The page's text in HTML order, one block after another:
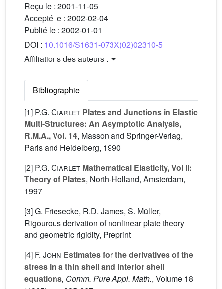
Reçu le : 2001-11-05
Accepté le : 2002-02-04
Publié le : 2002-01-01
DOI : 10.1016/S1631-073X(02)02310-5
Affiliations des auteurs :
Bibliographie
[1] P.G. Ciarlet Plates and Junctions in Elastic
Multi-Structures: An Asymptotic Analysis,
R.M.A., Vol. 14, Masson and Springer-Verlag,
Paris and Heidelberg, 1990
[2] P.G. Ciarlet Mathematical Elasticity, Vol II:
Theory of Plates, North-Holland, Amsterdam,
1997
[3] G. Friesecke, R.D. James, S. Müller,
Rigourous derivation of nonlinear plate theory
and geometric rigidity, Preprint
[4] F. John Estimates for the derivatives of the
stress in a thin shell and interior shell
equations, Comm. Pure Appl. Math., Volume 18